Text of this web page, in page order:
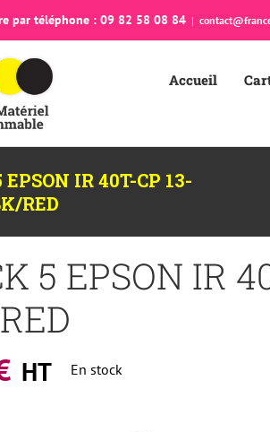
par téléphone : 09 82 58 08 84 |
Accueil
EPSON IR 40T-CP 13-
RED
5 EPSON IR
HT En stock